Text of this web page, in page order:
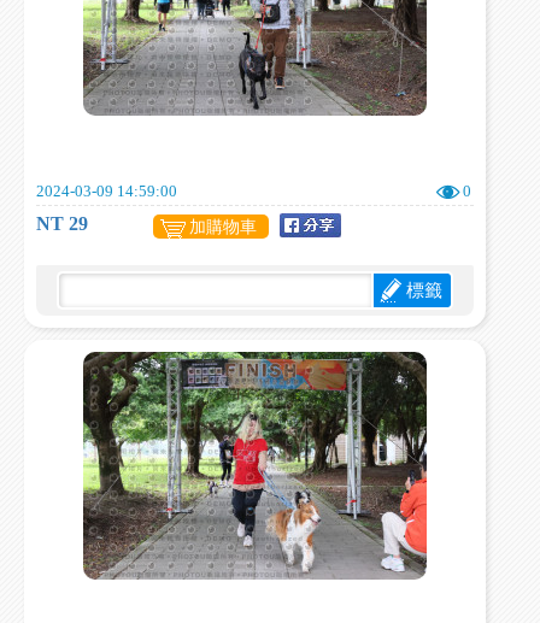
2024-03-09 14:59:00 0
NT 29 加購物車
標籤